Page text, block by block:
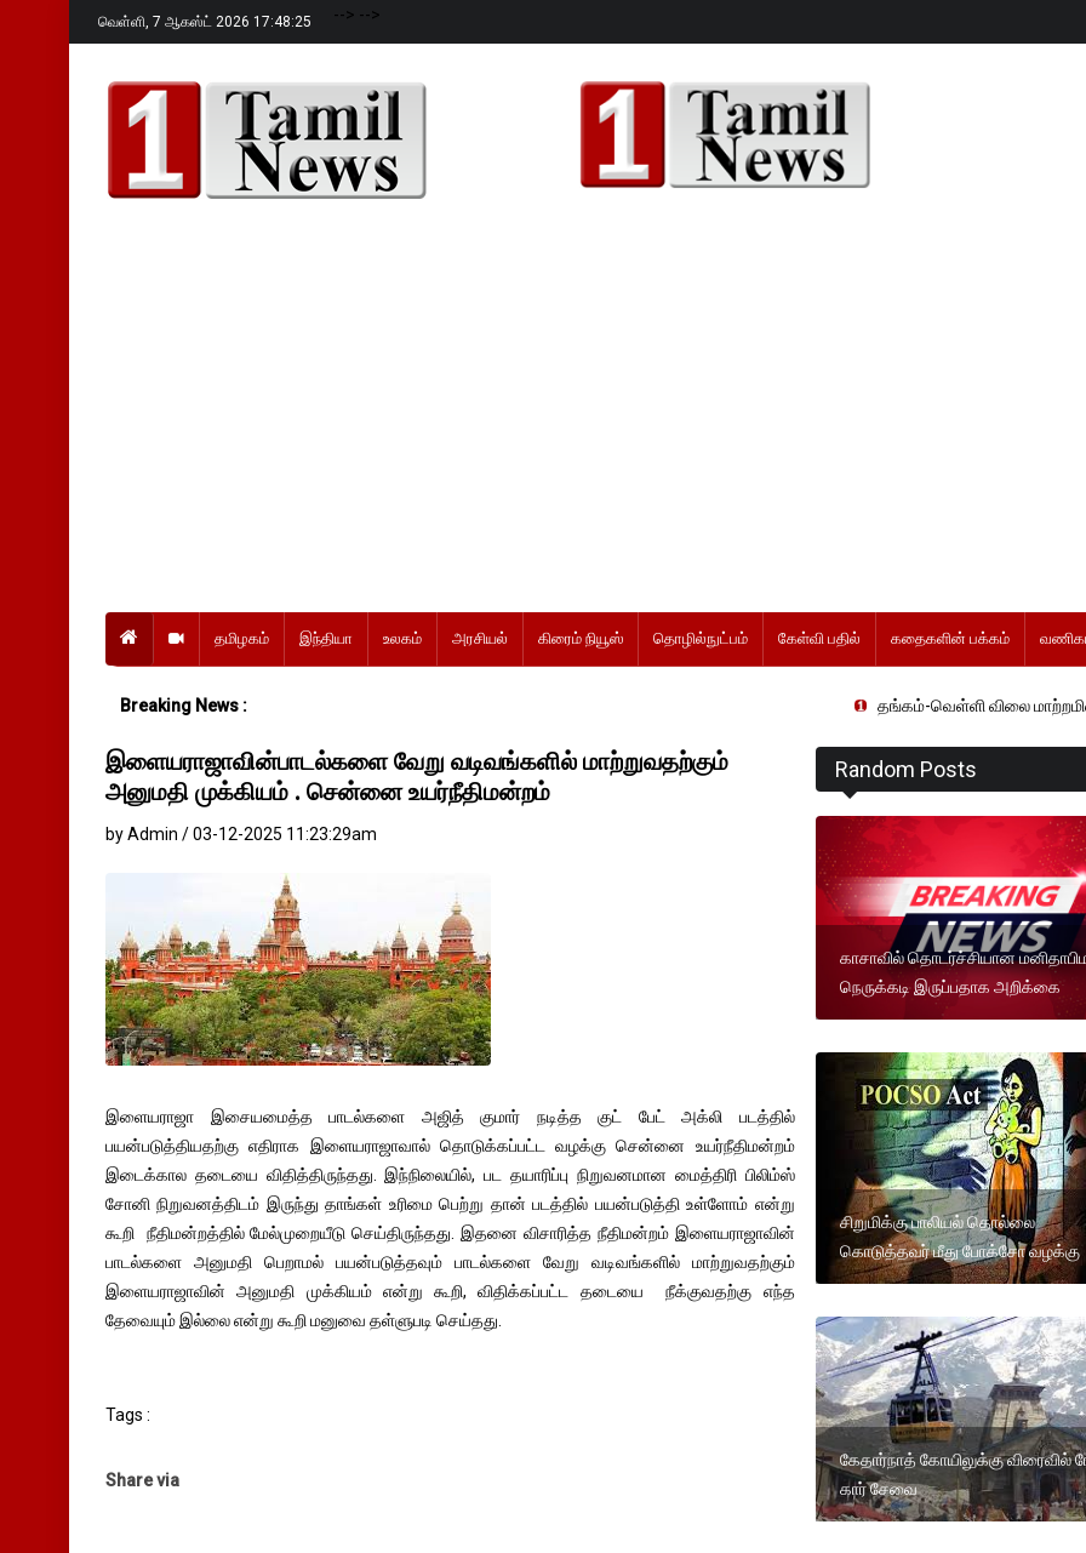
வெள்ளி, 7 ஆகஸ்ட் 2026 17:48:26 --> -->
தமிழகம் இந்தியா உலகம் அரசியல் கிரைம் நியூஸ் தொழில்நுட்பம் கேள்வி பதில் கதைகளின் பக்கம்
Breaking News : தங்கம்-வெள்ளி விலை
இளையராஜாவின்பாடல்களை வேறு வடிவங்களில் மாற்றுவதற்கும்
அனுமதி முக்கியம் . சென்னை உயர்நீதிமன்றம்
by Admin / 03-12-2025 11:23:29am
இளையராஜா இசையமைத்த பாடல்களை அஜித் குமார் நடித்த குட் பேட் அக்லி படத்தில்
பயன்படுத்தியதற்கு எதிராக இளையராஜாவால் தொடுக்கப்பட்ட வழக்கு சென்னை உயர்நீதிமன்றம்
இடைக்கால தடையை விதித்திருந்தது. இந்நிலையில், பட தயாரிப்பு நிறுவனமான மைத்திரி பிலிம்ஸ்
சோனி நிறுவனத்திடம் இருந்து தாங்கள் உரிமை பெற்று தான் படத்தில் பயன்படுத்தி உள்ளோம் என்று
கூறி நீதிமன்றத்தில் மேல்முறையீடு செய்திருந்தது. இதனை விசாரித்த நீதிமன்றம் இளையராஜாவின்
பாடல்களை அனுமதி பெறாமல் பயன்படுத்தவும் பாடல்களை வேறு வடிவங்களில் மாற்றுவதற்கும்
இளையராஜாவின் அனுமதி முக்கியம் என்று கூறி, விதிக்கப்பட்ட தடையை நீக்குவதற்கு எந்த
தேவையும் இல்லை என்று கூறி மனுவை தள்ளுபடி செய்தது.
Tags :
Share via
Random Posts
காசாவில் தொடர்ச்சியான
நெருக்கடி இருப்பதாக அறிக்கை
சிறுமிக்கு பாலியல் தொல்லை
கொடுத்தவர் மீது போக்சோ வழக்கு
கேதார்நாத் கோயிலுக்கு விரைவில்
கார் சேவை